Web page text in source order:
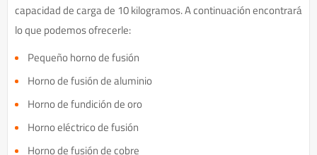
capacidad de carga de 10 kilogramos. A continuación encontrará
lo que podemos ofrecerle:
Pequeño horno de fusión
Horno de fusión de aluminio
Horno de fundición de oro
Horno eléctrico de fusión
Horno de fusión de cobre